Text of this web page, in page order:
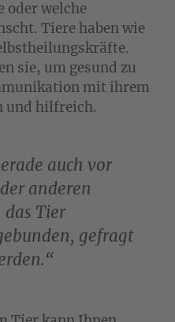
oder welche
Tiere haben wie
sie, um gesund zu
mit ihrem
und hilfreich.
auch vor
anderen
Tier
gefragt